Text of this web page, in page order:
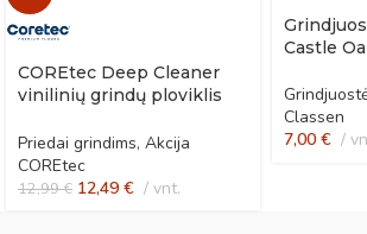
COREtec Deep Cleaner
vinilinių grindų ploviklis
Priedai grindims, Akcija
COREtec
12,99€ 12,49 € vnt.
Castle
Classen
7,00 €